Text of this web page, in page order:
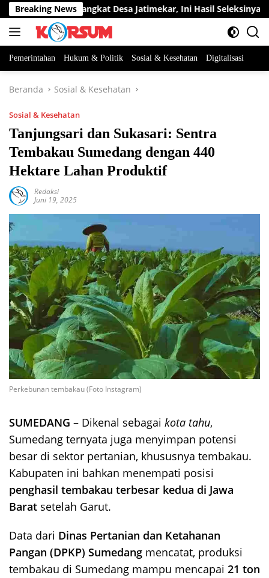
Langsung
ke
konten
Breaking News
Jabatan Perangkat Desa Jatimekar, Ini Hasil Seleksinya
Pemerintahan Hukum & Politik Sosial & Kesehatan Digitalisasi
Beranda Sosial & Kesehatan
Sosial & Kesehatan
Tanjungsari dan Sukasari: Sentra
Tembakau Sumedang dengan 440
Hektare Lahan Produktif
Redaksi
Juni 19, 2025
Perkebunan tembakau (Foto Instagram)
SUMEDANG – Dikenal sebagai kota tahu,
Sumedang ternyata juga menyimpan potensi
besar di sektor pertanian, khususnya tembakau.
Kabupaten ini bahkan menempati posisi
penghasil tembakau terbesar kedua di Jawa
Barat setelah Garut.
Data dari Dinas Pertanian dan Ketahanan
Pangan (DPKP) Sumedang mencatat, produksi
tembakau di Sumedang mampu mencapai 21 ton